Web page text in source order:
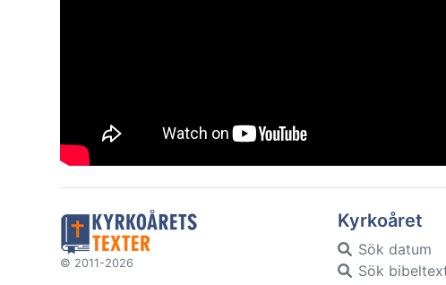
© 2011-2026
Kyrkoåret
Sök datum
Sök